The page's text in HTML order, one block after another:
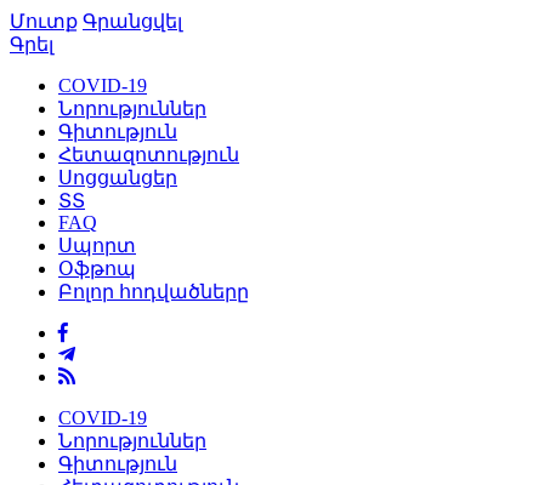
Մուտք Գրանցվել
Գրել
COVID-19
Նորություններ
Գիտություն
Հետազոտություն
Սոցցանցեր
ՏՏ
FAQ
Սպորտ
Օֆթոպ
Բոլոր հոդվածները
COVID-19
Նորություններ
Գիտություն